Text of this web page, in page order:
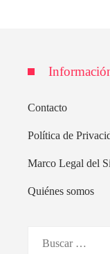
Contacto
Política de
Marco Legal del
Quiénes somos